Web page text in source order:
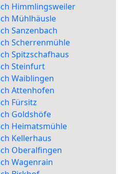
Himmlingsweiler
Mühlhäusle
Sanzenbach
Scherrenmühle
Spitzschafhaus
Steinfurt
Waiblingen
Attenhofen
Fürsitz
Goldshöfe
Heimatsmühle
Kellerhaus
Oberalfingen
Wagenrain